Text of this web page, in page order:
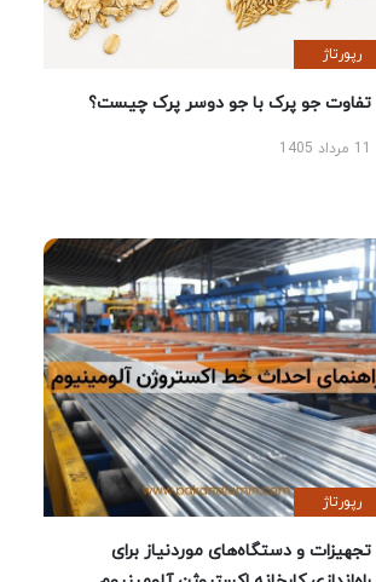
رپورتاژ
تفاوت جو پرک با جو دوسر پرک چیست؟
رپورتاژ
تجهیزات و دستگاه‌های موردنیاز برای